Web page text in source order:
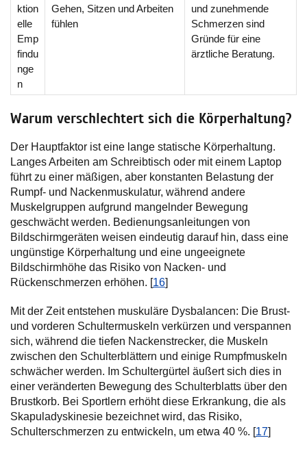
ktion
elle
Emp
findu
nge
n
Gehen, Sitzen und Arbeiten
fühlen
und zunehmende
Schmerzen sind
Gründe für eine
ärztliche Beratung.
Warum verschlechtert sich die Körperhaltung?
Der Hauptfaktor ist eine lange statische Körperhaltung.
Langes Arbeiten am Schreibtisch oder mit einem Laptop
führt zu einer mäßigen, aber konstanten Belastung der
Rumpf- und Nackenmuskulatur, während andere
Muskelgruppen aufgrund mangelnder Bewegung
geschwächt werden. Bedienungsanleitungen von
Bildschirmgeräten weisen eindeutig darauf hin, dass eine
ungünstige Körperhaltung und eine ungeeignete
Bildschirmhöhe das Risiko von Nacken- und
Rückenschmerzen erhöhen. [16]
Mit der Zeit entstehen muskuläre Dysbalancen: Die Brust-
und vorderen Schultermuskeln verkürzen und verspannen
sich, während die tiefen Nackenstrecker, die Muskeln
zwischen den Schulterblättern und einige Rumpfmuskeln
schwächer werden. Im Schultergürtel äußert sich dies in
einer veränderten Bewegung des Schulterblatts über den
Brustkorb. Bei Sportlern erhöht diese Erkrankung, die als
Skapuladyskinesie bezeichnet wird, das Risiko,
Schulterschmerzen zu entwickeln, um etwa 40 %. [17]